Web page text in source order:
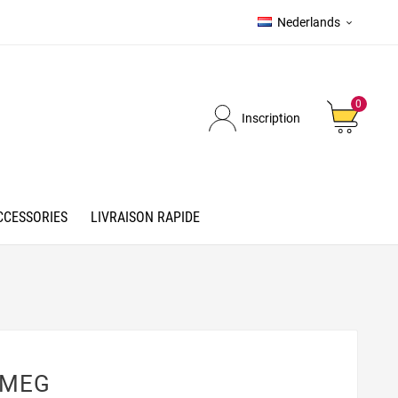
Nederlands 
Inscription
0
LIVRAISON RAPIDE